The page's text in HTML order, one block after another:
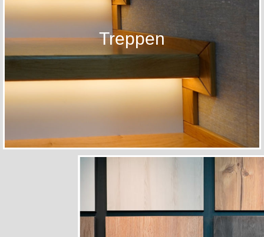
Treppen